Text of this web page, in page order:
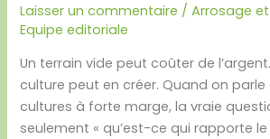
Laisser un commentaire /Arrosage
Equipe editoriale
Un terrain vide peut coûter de
culture peut en créer. Quand on parle
cultures à forte marge, la vraie
seulement « qu’est-ce qui rapporte le